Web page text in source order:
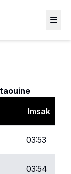
Imsak
03:53
03:54